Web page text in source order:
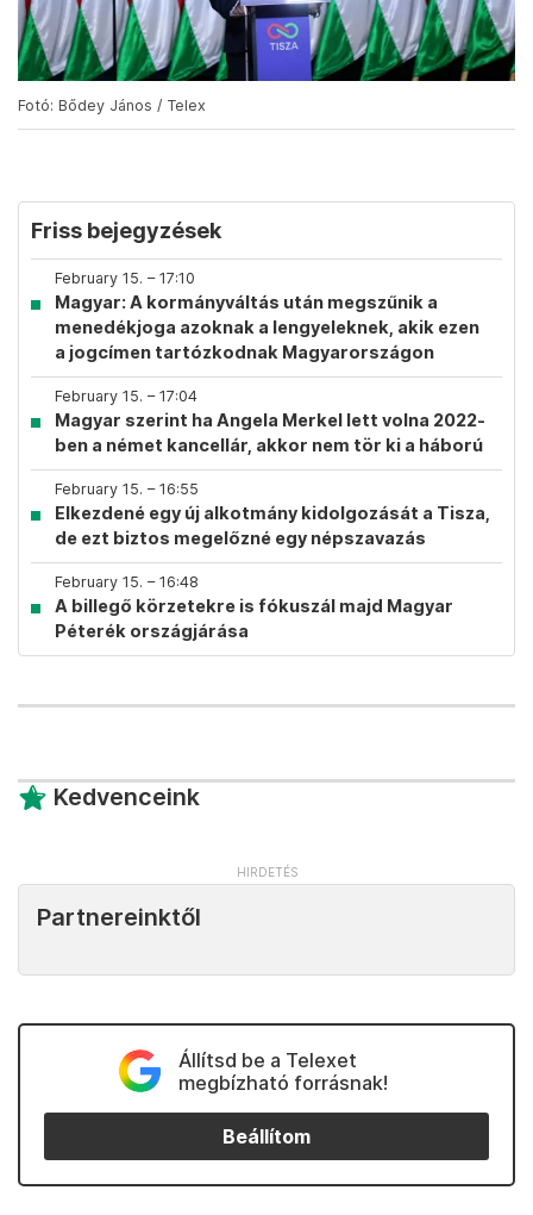
Fotó: Bődey János / Telex
Friss bejegyzések
February 15. – 17:10
Magyar: A kormányváltás után megszűnik a
menedékjoga azoknak a lengyeleknek, akik ezen
a jogcímen tartózkodnak Magyarországon
February 15. – 17:04
Magyar szerint ha Angela Merkel lett volna 2022-
ben a német kancellár, akkor nem tör ki a háború
February 15. – 16:55
Elkezdené egy új alkotmány kidolgozását a Tisza,
de ezt biztos megelőzné egy népszavazás
February 15. – 16:48
A billegő körzetekre is fókuszál majd Magyar
Péterék országjárása
Kedvenceink
Partnereinktől
Állítsd be a Telexet
megbízható forrásnak!
Beállítom